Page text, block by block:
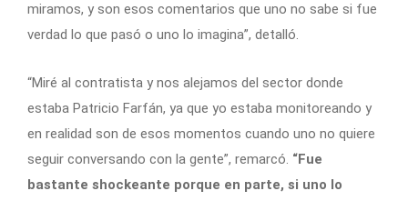
miramos, y son esos comentarios que uno no sabe si fue
verdad lo que pasó o uno lo imagina”, detalló.
“Miré al contratista y nos alejamos del sector donde
estaba Patricio Farfán, ya que yo estaba monitoreando y
en realidad son de esos momentos cuando uno no quiere
seguir conversando con la gente”, remarcó. “Fue
bastante shockeante porque en parte, si uno lo